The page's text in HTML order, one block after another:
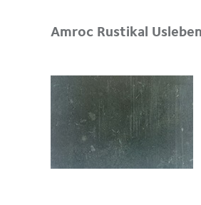
Amroc Rustikal Usleben